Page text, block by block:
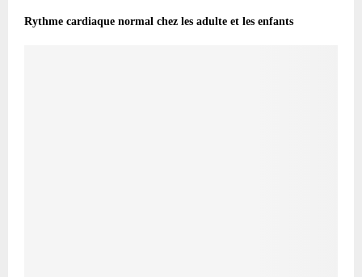
Rythme cardiaque normal chez les adulte et les enfants